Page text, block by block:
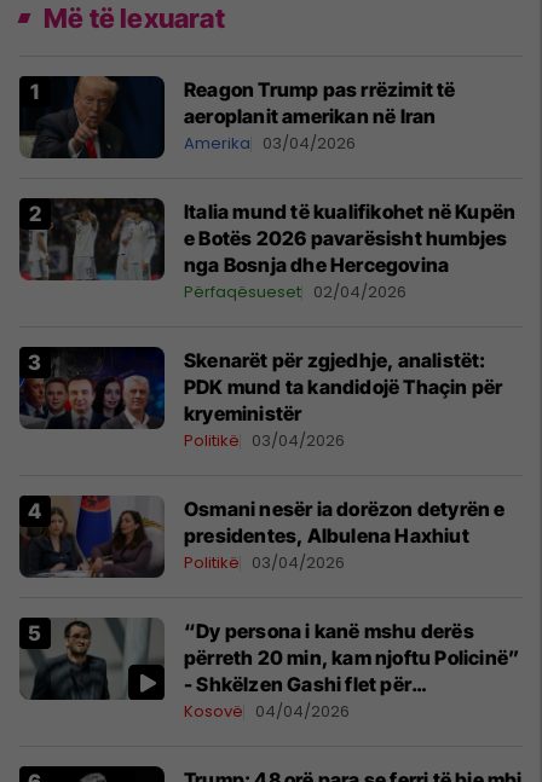
Më të lexuarat
Reagon Trump pas rrëzimit të
aeroplanit amerikan në Iran
Amerika 03/04/2026
Italia mund të kualifikohet në Kupën
e Botës 2026 pavarësisht humbjes
nga Bosnja dhe Hercegovina
Përfaqësueset 02/04/2026
Skenarët për zgjedhje, analistët:
PDK mund ta kandidojë Thaçin për
kryeministër
Politikë 03/04/2026
Osmani nesër ia dorëzon detyrën e
presidentes, Albulena Haxhiut
Politikë 03/04/2026
“Dy persona i kanë mshu derës
përreth 20 min, kam njoftu Policinë”
- Shkëlzen Gashi flet për
ekspozitën, reagimet e bastisjen e
Kosovë 04/04/2026